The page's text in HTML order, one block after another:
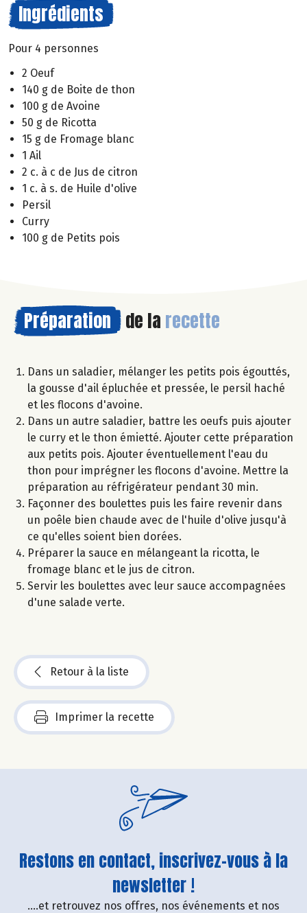
Ingrédients
Pour 4 personnes
2 Oeuf
140 g de Boite de thon
100 g de Avoine
50 g de Ricotta
15 g de Fromage blanc
1 Ail
2 c. à c de Jus de citron
1 c. à s. de Huile d'olive
Persil
Curry
100 g de Petits pois
Préparation de la recette
Dans un saladier, mélanger les petits pois égouttés,
la gousse d'ail épluchée et pressée, le persil haché
et les flocons d'avoine.
Dans un autre saladier, battre les oeufs puis ajouter
le curry et le thon émietté. Ajouter cette préparation
aux petits pois. Ajouter éventuellement l'eau du
thon pour imprégner les flocons d'avoine. Mettre la
préparation au réfrigérateur pendant 30 min.
Façonner des boulettes puis les faire revenir dans
un poêle bien chaude avec de l'huile d'olive jusqu'à
ce qu'elles soient bien dorées.
Préparer la sauce en mélangeant la ricotta, le
fromage blanc et le jus de citron.
Servir les boulettes avec leur sauce accompagnées
d'une salade verte.
Retour à la liste
Imprimer la recette
Restons en contact, inscrivez-vous à la
newsletter !
....et retrouvez nos offres, nos événements et nos